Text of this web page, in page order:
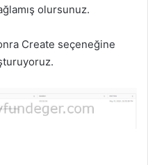
olursunuz.
Create seçeneğine